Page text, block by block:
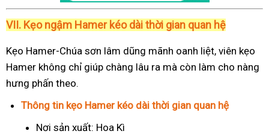
VII. Kẹo ngậm Hamer kéo dài thời gian quan hệ
Kẹo Hamer-Chúa sơn lâm dũng mãnh oanh liệt, viên kẹo
Hamer không chỉ giúp chàng lâu ra mà còn làm cho nàng
hưng phấn theo.
Thông tin kẹo Hamer kéo dài thời gian quan hệ
Nơi sản xuất: Hoa Kì